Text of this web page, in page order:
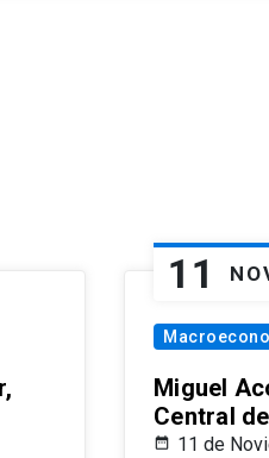
11
Miguel
Central
11 de